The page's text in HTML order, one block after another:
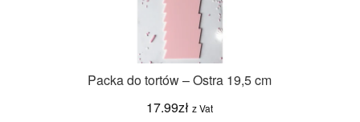
Packa do tortów – Ostra 19,5 cm
17.99zł z Vat